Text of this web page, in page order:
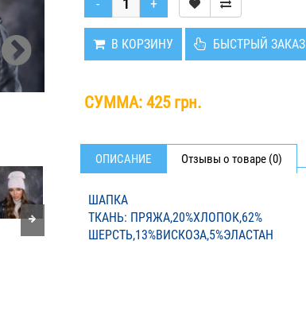
В КОРЗИНУ БЫСТРЫЙ ЗАКАЗ
СУММА: 425 грн.
ОПИСАНИЕ Отзывы о товаре (0)
ШАПКА
ТКАНЬ: ПРЯЖА,20%ХЛОПОК,62%
ШЕРСТЬ,13%ВИСКОЗА,5%ЭЛАСТАН